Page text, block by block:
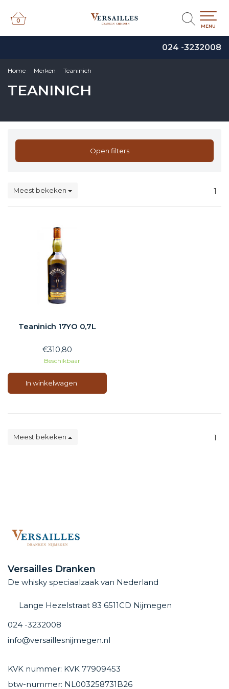
024 -3232008
0
0
MENU
Home Merken Teaninich
TEANINICH
Open filters
Meest bekeken 1
Teaninich 17YO 0,7L
€310,80
Beschikbaar
In winkelwagen
Meest bekeken 1
Versailles Dranken
De whisky speciaalzaak van Nederland
Lange Hezelstraat 83 6511CD Nijmegen
024 -3232008
info@versaillesnijmegen.nl
KVK nummer: KVK 77909453
btw-nummer: NL003258731B26